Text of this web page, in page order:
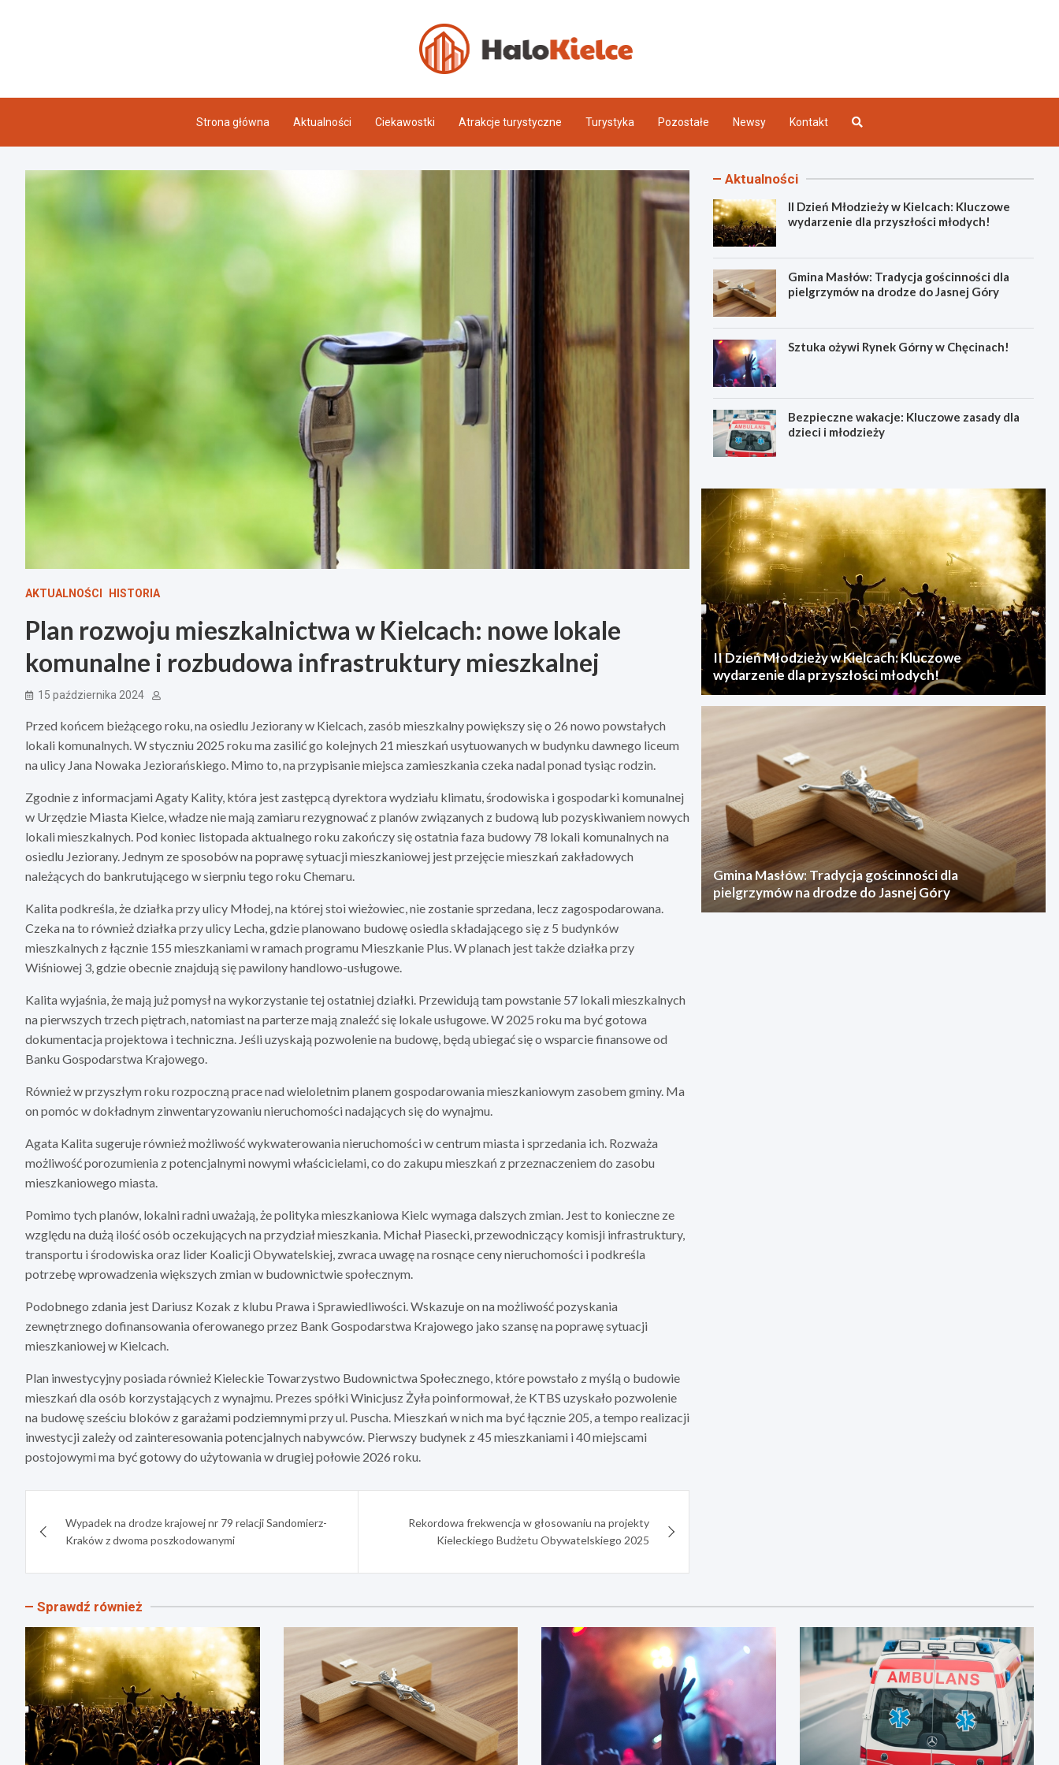
Strona główna Aktualności Ciekawostki Atrakcje turystyczne Turystyka Pozostałe Newsy Kontakt
AKTUALNOŚCI HISTORIA
Plan rozwoju mieszkalnictwa w Kielcach: nowe lokale
komunalne i rozbudowa infrastruktury mieszkalnej
15 października 2024
Przed końcem bieżącego roku, na osiedlu Jeziorany w Kielcach, zasób mieszkalny powiększy się o 26 nowo powstałych
lokali komunalnych. W styczniu 2025 roku ma zasilić go kolejnych 21 mieszkań usytuowanych w budynku dawnego liceum
na ulicy Jana Nowaka Jeziorańskiego. Mimo to, na przypisanie miejsca zamieszkania czeka nadal ponad tysiąc rodzin.
Zgodnie z informacjami Agaty Kality, która jest zastępcą dyrektora wydziału klimatu, środowiska i gospodarki komunalnej
w Urzędzie Miasta Kielce, władze nie mają zamiaru rezygnować z planów związanych z budową lub pozyskiwaniem nowych
lokali mieszkalnych. Pod koniec listopada aktualnego roku zakończy się ostatnia faza budowy 78 lokali komunalnych na
osiedlu Jeziorany. Jednym ze sposobów na poprawę sytuacji mieszkaniowej jest przejęcie mieszkań zakładowych
należących do bankrutującego w sierpniu tego roku Chemaru.
Kalita podkreśla, że działka przy ulicy Młodej, na której stoi wieżowiec, nie zostanie sprzedana, lecz zagospodarowana.
Czeka na to również działka przy ulicy Lecha, gdzie planowano budowę osiedla składającego się z 5 budynków
mieszkalnych z łącznie 155 mieszkaniami w ramach programu Mieszkanie Plus. W planach jest także działka przy
Wiśniowej 3, gdzie obecnie znajdują się pawilony handlowo-usługowe.
Kalita wyjaśnia, że mają już pomysł na wykorzystanie tej ostatniej działki. Przewidują tam powstanie 57 lokali mieszkalnych
na pierwszych trzech piętrach, natomiast na parterze mają znaleźć się lokale usługowe. W 2025 roku ma być gotowa
dokumentacja projektowa i techniczna. Jeśli uzyskają pozwolenie na budowę, będą ubiegać się o wsparcie finansowe od
Banku Gospodarstwa Krajowego.
Również w przyszłym roku rozpoczną prace nad wieloletnim planem gospodarowania mieszkaniowym zasobem gminy. Ma
on pomóc w dokładnym zinwentaryzowaniu nieruchomości nadających się do wynajmu.
Agata Kalita sugeruje również możliwość wykwaterowania nieruchomości w centrum miasta i sprzedania ich. Rozważa
możliwość porozumienia z potencjalnymi nowymi właścicielami, co do zakupu mieszkań z przeznaczeniem do zasobu
mieszkaniowego miasta.
Pomimo tych planów, lokalni radni uważają, że polityka mieszkaniowa Kielc wymaga dalszych zmian. Jest to konieczne ze
względu na dużą ilość osób oczekujących na przydział mieszkania. Michał Piasecki, przewodniczący komisji infrastruktury,
transportu i środowiska oraz lider Koalicji Obywatelskiej, zwraca uwagę na rosnące ceny nieruchomości i podkreśla
potrzebę wprowadzenia większych zmian w budownictwie społecznym.
Podobnego zdania jest Dariusz Kozak z klubu Prawa i Sprawiedliwości. Wskazuje on na możliwość pozyskania
zewnętrznego dofinansowania oferowanego przez Bank Gospodarstwa Krajowego jako szansę na poprawę sytuacji
mieszkaniowej w Kielcach.
Plan inwestycyjny posiada również Kieleckie Towarzystwo Budownictwa Społecznego, które powstało z myślą o budowie
mieszkań dla osób korzystających z wynajmu. Prezes spółki Winicjusz Żyła poinformował, że KTBS uzyskało pozwolenie
na budowę sześciu bloków z garażami podziemnymi przy ul. Puscha. Mieszkań w nich ma być łącznie 205, a tempo realizacji
inwestycji zależy od zainteresowania potencjalnych nabywców. Pierwszy budynek z 45 mieszkaniami i 40 miejscami
postojowymi ma być gotowy do użytowania w drugiej połowie 2026 roku.
wpisuWypadek na drodze krajowej nr 79 relacji Sandomierz-
Kraków z dwoma poszkodowanymi
Rekordowa frekwencja w głosowaniu na projekty
Kieleckiego Budżetu Obywatelskiego 2025
Aktualności
II Dzień Młodzieży w Kielcach: Kluczowe
wydarzenie dla przyszłości młodych!
Gmina Masłów: Tradycja gościnności dla
pielgrzymów na drodze do Jasnej Góry
Sztuka ożywi Rynek Górny w Chęcinach!
Bezpieczne wakacje: Kluczowe zasady dla
dzieci i młodzieży
II Dzień Młodzieży w Kielcach: Kluczowe
wydarzenie dla przyszłości młodych!
Gmina Masłów: Tradycja gościnności dla
pielgrzymów na drodze do Jasnej Góry
Sprawdź również